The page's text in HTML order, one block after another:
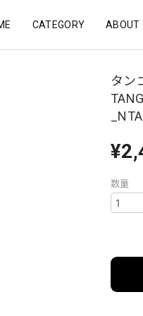
CATEGORY ABOUT
タン
数量